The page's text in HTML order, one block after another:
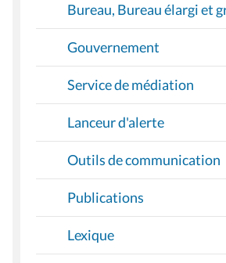
Bureau, Bureau élargi et
Gouvernement
Service de médiation
Lanceur d'alerte
Outils de communication
Publications
Lexique